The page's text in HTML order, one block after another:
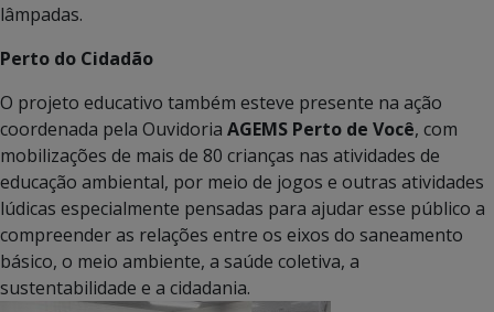
lâmpadas.
Perto do Cidadão
O projeto educativo também esteve presente na ação
coordenada pela Ouvidoria AGEMS Perto de Você, com
mobilizações de mais de 80 crianças nas atividades de
educação ambiental, por meio de jogos e outras atividades
lúdicas especialmente pensadas para ajudar esse público a
compreender as relações entre os eixos do saneamento
básico, o meio ambiente, a saúde coletiva, a
sustentabilidade e a cidadania.